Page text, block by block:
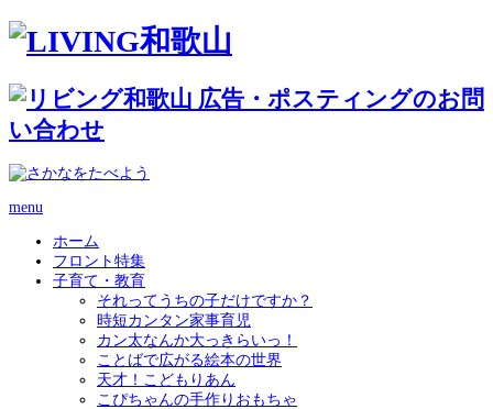
menu
ホーム
フロント特集
子育て・教育
それってうちの子だけですか？
時短カンタン家事育児
カン太なんか大っきらいっ！
ことばで広がる絵本の世界
天才！こどもりあん
こぴちゃんの手作りおもちゃ